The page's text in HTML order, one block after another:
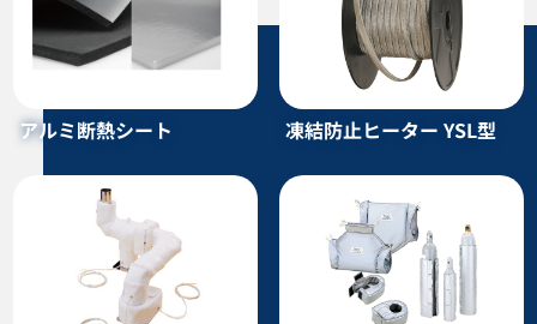
シリコンコードヒーター C型
屋外用サーモスタット TSWN型
アルミ断熱シート 凍結防止ヒーター YSL型